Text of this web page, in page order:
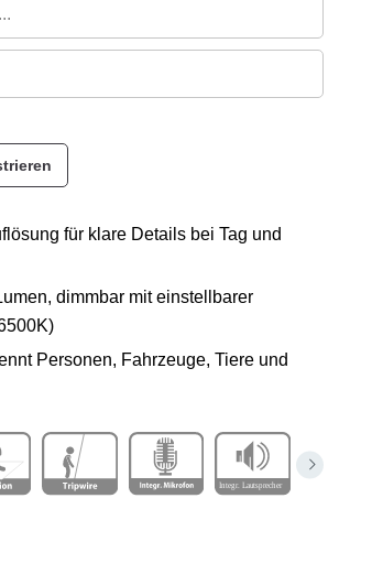
für klare Details bei Tag und
dimmbar mit einstellbarer
Personen, Fahrzeuge, Tiere und